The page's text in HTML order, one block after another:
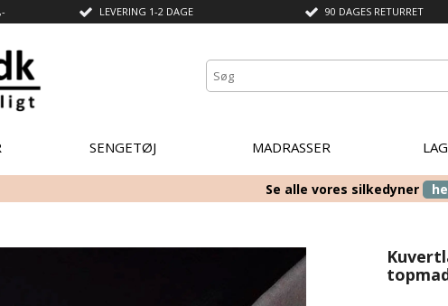
LEVERING 1-2 DAGE 90 DAGES RETURRET
SENGETØJ MADRASSER
Se alle vores silkedyner